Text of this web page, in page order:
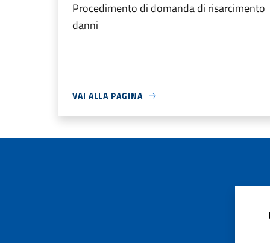
Procedimento di domanda di risarcimento
danni
VAI ALLA PAGINA